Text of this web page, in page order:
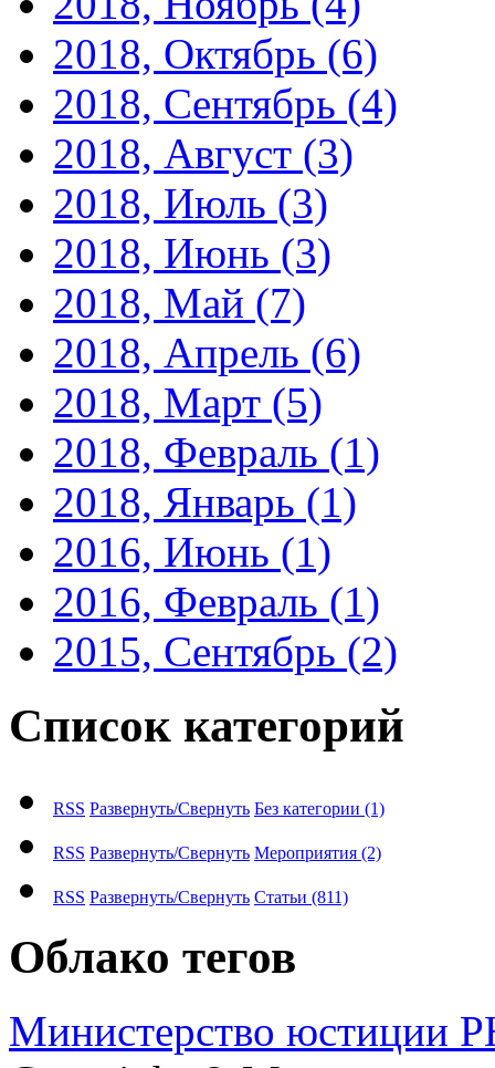
2018, Октябрь (6)
2018, Сентябрь (4)
2018, Август (3)
2018, Июль (3)
2018, Июнь (3)
2018, Май (7)
2018, Апрель (6)
2018, Март (5)
2018, Февраль (1)
2018, Январь (1)
2016, Июнь (1)
2016, Февраль (1)
2015, Сентябрь (2)
Список категорий
RSS Развернуть/Свернуть Без категории (1)
RSS Развернуть/Свернуть Мероприятия (2)
RSS Развернуть/Свернуть Статьи (811)
Облако тегов
М​и​н​и​с​т​е​р​с​т​в​о​ ​ю​с​т​и​ц​и​и​